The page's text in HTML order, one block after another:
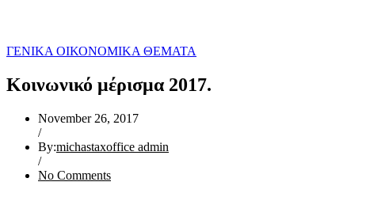
ΓΕΝΙΚΑ ΟΙΚΟΝΟΜΙΚΑ ΘΕΜΑΤΑ
Κοινωνικό μέρισμα 2017.
November 26, 2017
/
By:michastaxoffice admin
/
No Comments